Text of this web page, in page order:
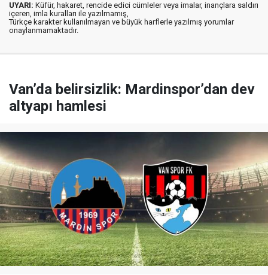
UYARI: Küfür, hakaret, rencide edici cümleler veya imalar, inançlara saldırı
içeren, imla kuralları ile yazılmamış,
Türkçe karakter kullanılmayan ve büyük harflerle yazılmış yorumlar
onaylanmamaktadır.
Van’da belirsizlik: Mardinspor’dan dev
altyapı hamlesi